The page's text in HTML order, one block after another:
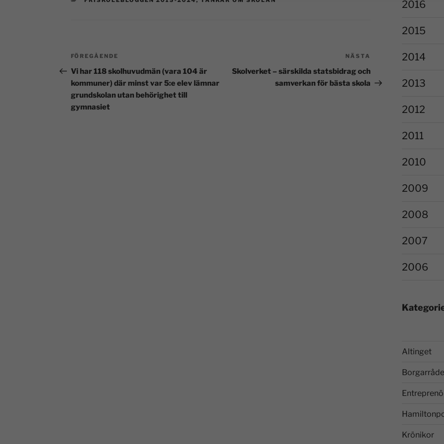
FÖREGÅENDE
Vi har 118 skolhuvudmän (vara 104 är
kommuner) där minst var 5:e elev lämnar
grundskolan utan behörighet till
gymnasiet
NÄSTA
Skolverket – särskilda statsbidrag och
samverkan för bästa skola
2016
2015
2014
2013
2012
2011
2010
2009
2008
2007
2006
Altinget
Krönikor